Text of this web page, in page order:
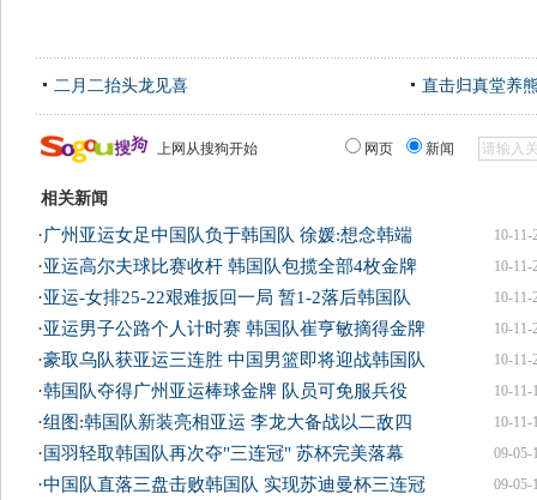
二月二抬头龙见喜 直击归真堂养
上网从搜狗开始 网页 新闻
相关新闻
10-11-
·广州亚运女足中国队负于韩国队 徐媛:想念韩端
10-11-
·亚运高尔夫球比赛收杆 韩国队包揽全部4枚金牌
10-11-
·亚运-女排25-22艰难扳回一局 暂1-2落后韩国队
10-11-
·亚运男子公路个人计时赛 韩国队崔亨敏摘得金牌
10-11-
·豪取乌队获亚运三连胜 中国男篮即将迎战韩国队
10-11-
·韩国队夺得广州亚运棒球金牌 队员可免服兵役
10-11-
·组图:韩国队新装亮相亚运 李龙大备战以二敌四
09-05-
· 国羽轻取韩国队再次夺"三连冠" 苏杯完美落幕
09-05-
·中国队直落三盘击败韩国队 实现苏迪曼杯三连冠